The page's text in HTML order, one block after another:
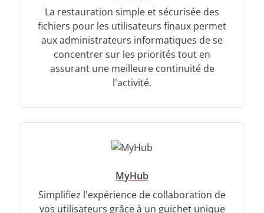
La restauration simple et sécurisée des
fichiers pour les utilisateurs finaux permet
aux administrateurs informatiques de se
concentrer sur les priorités tout en
assurant une meilleure continuité de
l'activité.
MyHub
Simplifiez l'expérience de collaboration de
vos utilisateurs grâce à un guichet unique